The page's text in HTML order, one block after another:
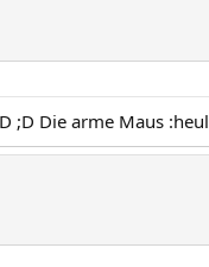
;D Die arme Maus :heul